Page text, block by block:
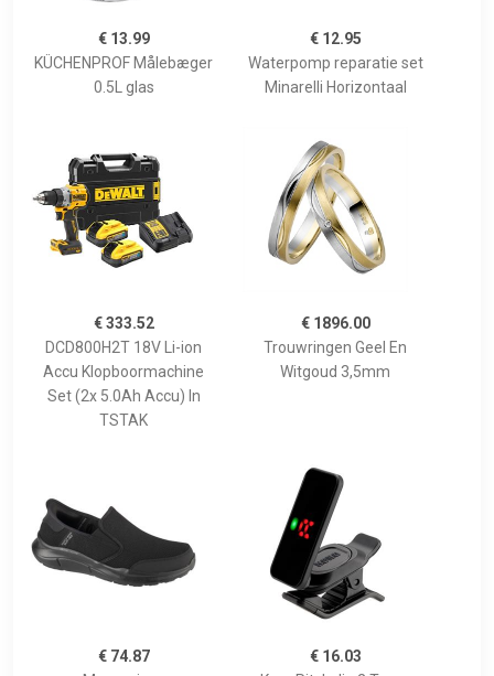
€ 13.99
KÜCHENPROF Målebæger
0.5L glas
€ 12.95
Waterpomp reparatie set
Minarelli Horizontaal
€ 333.52
DCD800H2T 18V Li-ion
Accu Klopboormachine
Set (2x 5.0Ah Accu) In
TSTAK
€ 1896.00
Trouwringen Geel En
Witgoud 3,5mm
€ 74.87
€ 16.03